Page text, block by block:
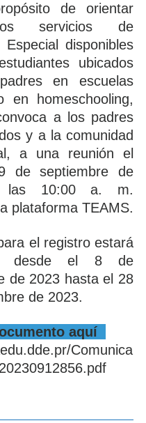
de orientar
servicios de
Especial disponibles
ubicados
en escuelas
en homeschooling,
a los padres
y a la comunidad
a una reunión el
de septiembre de
las 10:00 a. m.
plataforma TEAMS.
el registro estará
desde el 8 de
de 2023 hasta el 28
de 2023.
aquí
Comunica